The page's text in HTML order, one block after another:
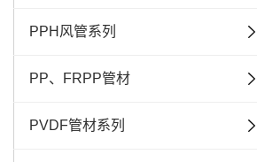
PPH风管系列
PP、FRPP管材
PVDF管材系列